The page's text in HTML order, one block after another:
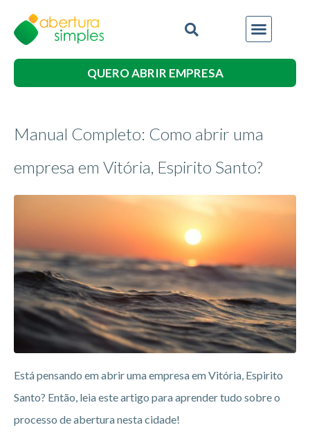
QUERO ABRIR EMPRESA
Manual Completo: Como abrir uma
empresa em Vitória, Espirito Santo?
Está pensando em abrir uma empresa em Vitória, Espirito
Santo? Então, leia este artigo para aprender tudo sobre o
processo de abertura nesta cidade!